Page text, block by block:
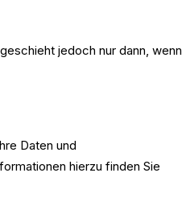
jedoch nur dann, wenn
Daten und
hierzu finden Sie